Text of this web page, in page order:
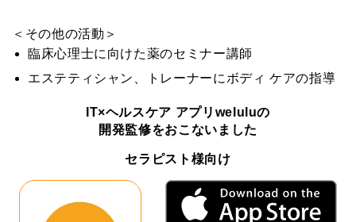
＜その他の活動＞
臨床心理士に向けた薬のセミナー講師
エステティシャン、トレーナーにボディ ケアの指導
IT×ヘルスケア アプリweluluの
開発監修をおこないました
セラピスト様向け